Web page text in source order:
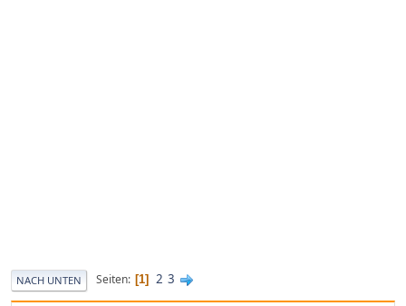
NACH UNTEN Seiten 1 2 3